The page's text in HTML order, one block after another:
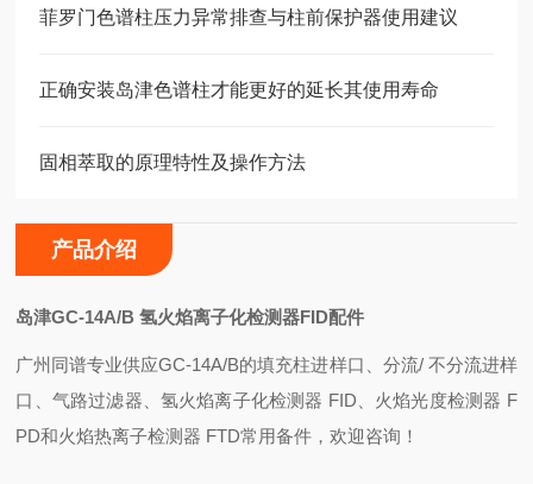
菲罗门色谱柱压力异常排查与柱前保护器使用建议
正确安装岛津色谱柱才能更好的延长其使用寿命
固相萃取的原理特性及操作方法
产品介绍
岛津GC-14A/B 氢火焰离子化检测器FID配件
广州同谱专业供应GC-14A/B的填充柱进样口、分流/ 不分流进样
口、气路过滤器、氢火焰离子化检测器 FID、火焰光度检测器 F
PD和火焰热离子检测器 FTD常用备件，欢迎咨询！